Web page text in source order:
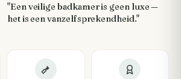
"Een veilige badkamer is geen luxe —
het is een vanzelfsprekendheid."